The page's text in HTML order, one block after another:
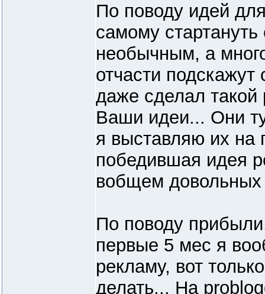
По поводу идей
самому
необычным, а
отчасти
даже сделал такой
Ваши идеи... Они
я выставляю их на
победившая идея
вобщем довольных
По поводу
первые 5 мес я
рекламу, вот
делать... На